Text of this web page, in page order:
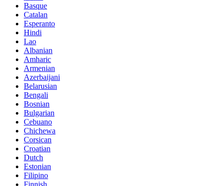
Basque
Catalan
Esperanto
Hindi
Lao
Albanian
Amharic
Armenian
Azerbaijani
Belarusian
Bengali
Bosnian
Bulgarian
Cebuano
Chichewa
Corsican
Croatian
Dutch
Estonian
Filipino
Finnish